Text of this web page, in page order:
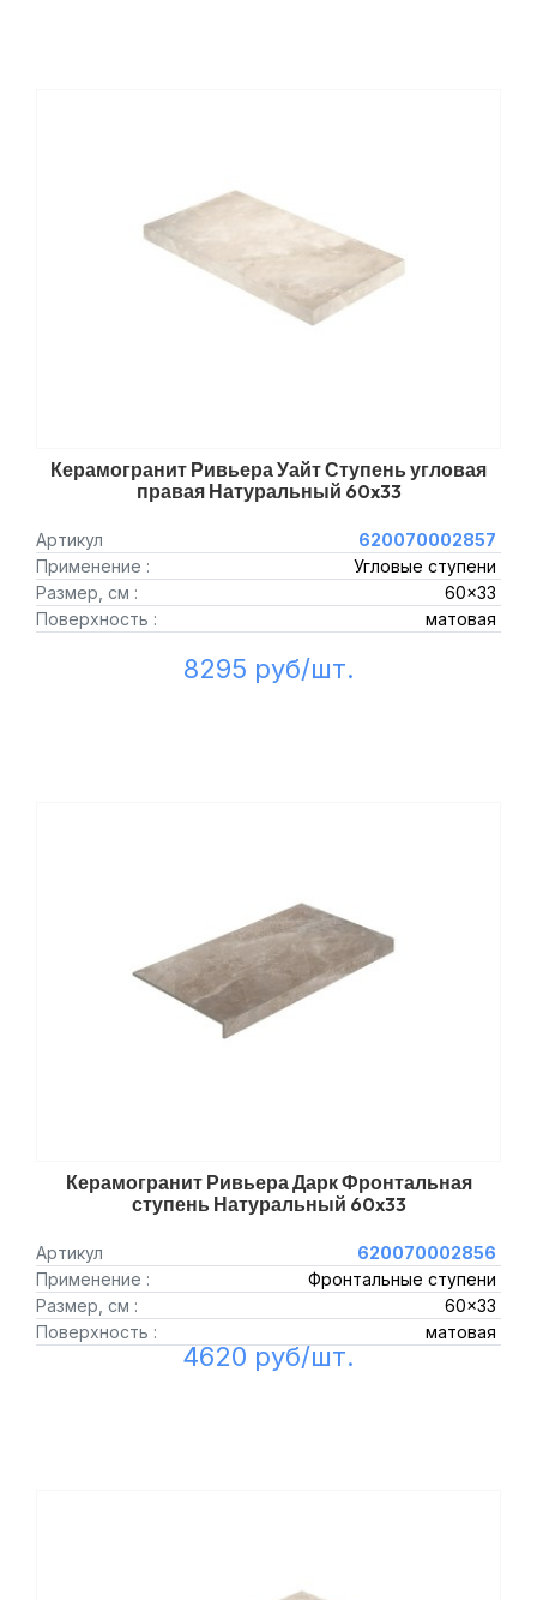
Керамогранит Ривьера Уайт Ступень угловая
правая Натуральный 60x33
Артикул
620070002857
Применение :
Угловые ступени
Размер, см :
60x33
Поверхность :
матовая
8295 руб/шт.
Керамогранит Ривьера Дарк Фронтальная
ступень Натуральный 60x33
Артикул
620070002856
Применение :
Фронтальные ступени
Размер, см :
60x33
Поверхность :
матовая
4620 руб/шт.